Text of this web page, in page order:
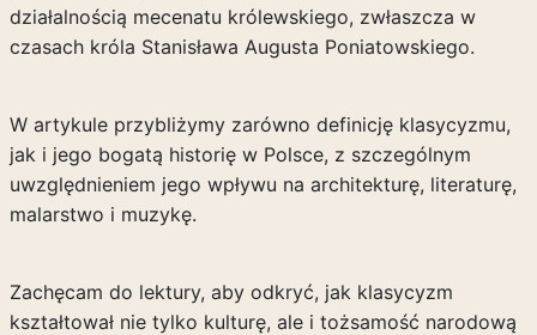
działalnością mecenatu królewskiego, zwłaszcza w
czasach króla Stanisława Augusta Poniatowskiego.
W artykule przybliżymy zarówno definicję klasycyzmu,
jak i jego bogatą historię w Polsce, z szczególnym
uwzględnieniem jego wpływu na architekturę, literaturę,
malarstwo i muzykę.
Zachęcam do lektury, aby odkryć, jak klasycyzm
kształtował nie tylko kulturę, ale i tożsamość narodową